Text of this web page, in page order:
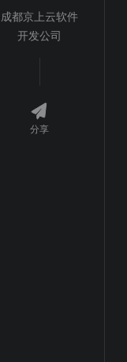
成都京上云软件
开发公司
分享